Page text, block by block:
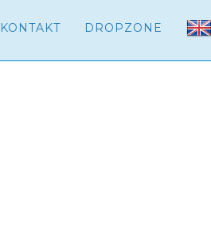
KONTAKT DROPZONE